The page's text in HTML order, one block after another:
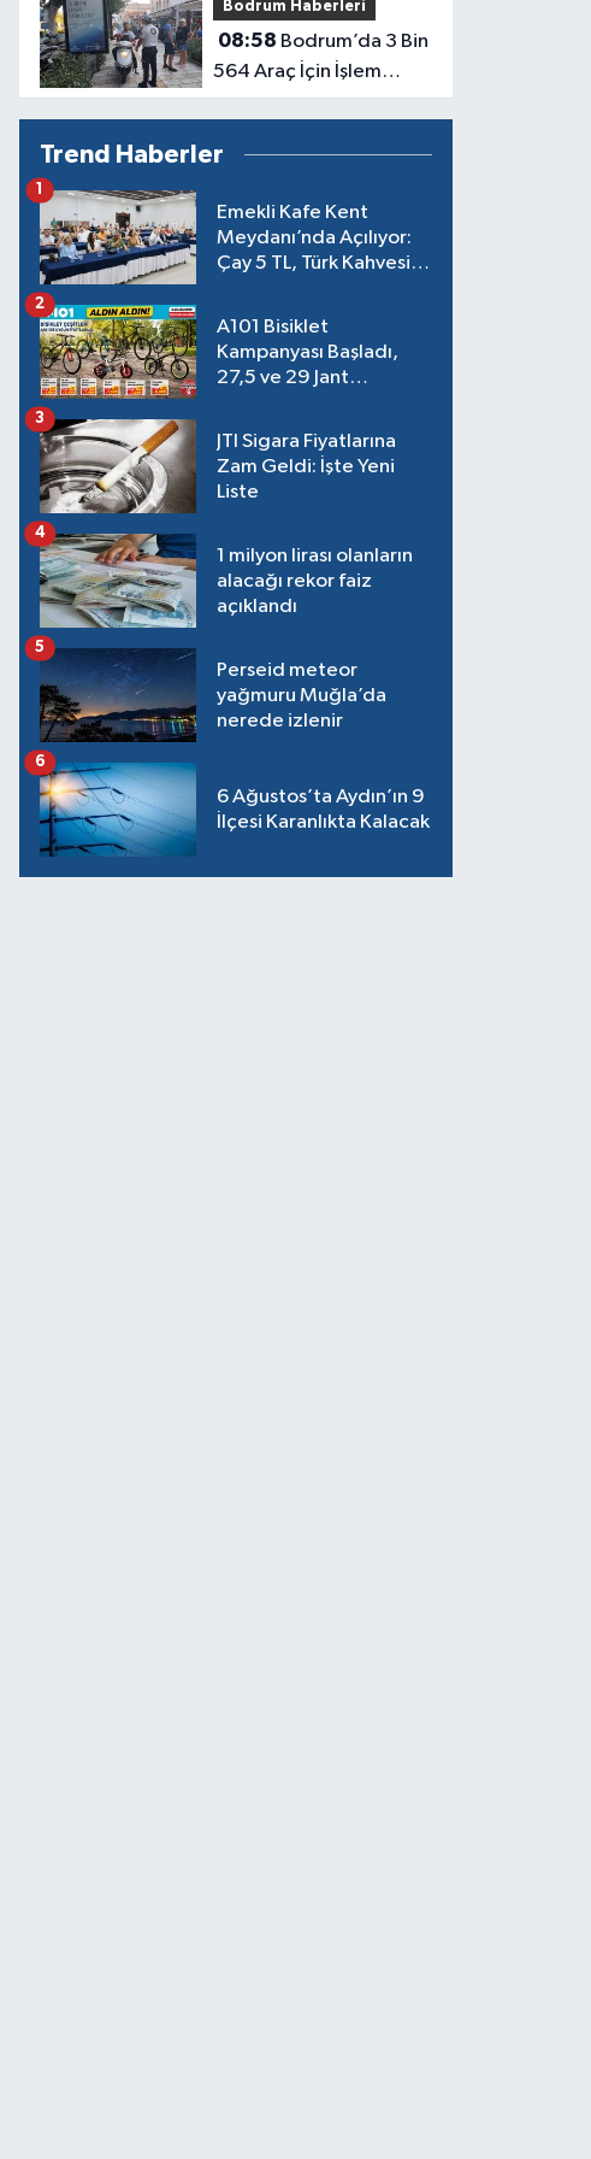
Edildi
Bodrum Haberleri
08:58
564 Araç İçin İşlem
Başlatıldı
Trend Haberler
Emekli Kafe Kent
Meydanı’nda Açılıyor:
Çay 5 TL, Türk Kahvesi
1
A101 Bisiklet
Kampanyası Başladı,
27,5 ve 29 Jant
2
JTI Sigara Fiyatlarına
Zam Geldi: İşte Yeni
Liste
3
1 milyon lirası olanların
alacağı rekor faiz
açıklandı
4
Perseid meteor
yağmuru Muğla’da
nerede izlenir
5
6 Ağustos’ta Aydın’ın 9
İlçesi Karanlıkta Kalacak
6